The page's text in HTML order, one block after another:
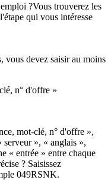
?Vous trouverez les
qui vous intéresse
vous devez saisir au moins
n° d'offre »
mot-clé, n° d'offre »,
serveur », « anglais »,
« entrée » entre chaque
? Saisissez
049RSNK.